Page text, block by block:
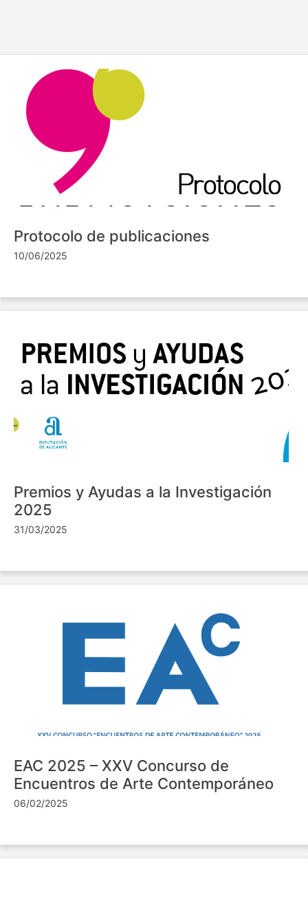
Protocolo de publicaciones
10/06/2025
Premios y Ayudas a la Investigación
2025
31/03/2025
EAC 2025 – XXV Concurso de
Encuentros de Arte Contemporáneo
06/02/2025